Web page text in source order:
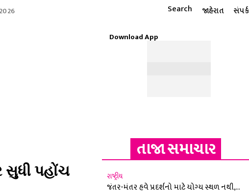
Search જાહેરાત સંપર્ક
Download App
સુધી પહોંચ
તાજા સમાચાર
રાષ્ટ્રીય
જંતર-મંતર હવે પ્રદર્શનો માટે યોગ્ય સ્થળ નથી,...